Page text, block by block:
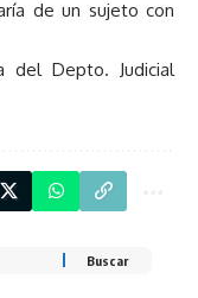
de un sujeto con
del Depto. Judicial